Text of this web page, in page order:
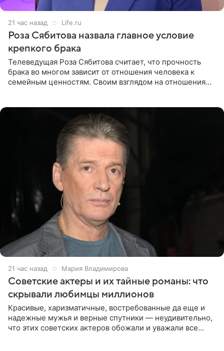
21 час назад Life.ru
Роза Сябитова назвала главное условие
крепкого брака
Телеведущая Роза Сябитова считает, что прочность
брака во многом зависит от отношения человека к
семейным ценностям. Своим взглядом на отношения
21 час назад Мария Владимирова
Советские актеры и их тайные романы: что
скрывали любимцы миллионов
Красивые, харизматичные, востребованные да еще и
надежные мужья и верные спутники — неудивительно,
что этих советских актеров обожали и уважали все